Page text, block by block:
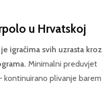
u Hrvatskoj
igračima svih uzrasta kroz
Minimalni preduvjet
kontinuirano plivanje barem